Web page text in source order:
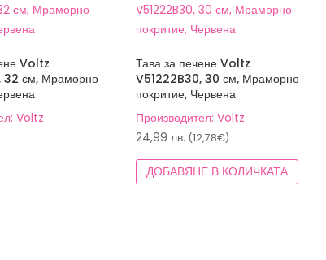
Voltz
32 см, Мраморно
Voltz
Тава за печене Voltz
V51222B30, 30 см, Мраморно
покритие, Червена
Производител: Voltz
24,99лв. (12,78€)
ДОБАВЯНЕ В КОЛИЧКАТА